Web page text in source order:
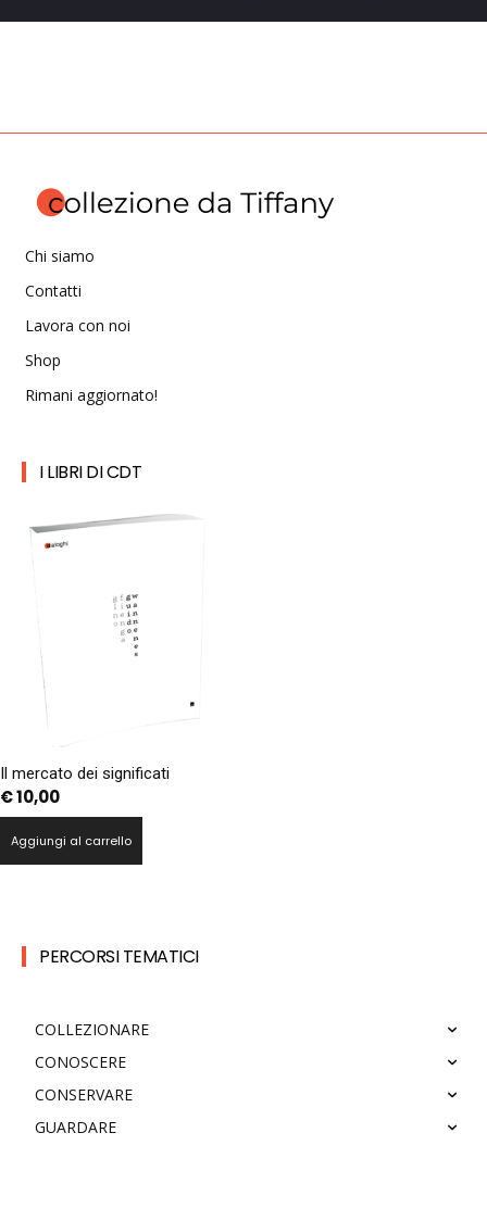
Chi siamo
Contatti
Lavora con noi
Shop
Rimani aggiornato!
I LIBRI DI CDT
Il mercato dei significati
€10,00
Aggiungi al carrello
PERCORSI TEMATICI
COLLEZIONARE
CONOSCERE
CONSERVARE
GUARDARE